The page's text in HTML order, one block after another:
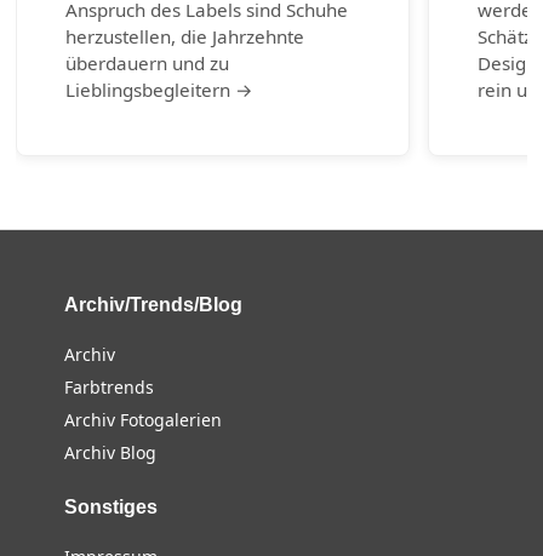
Anspruch des Labels sind Schuhe
herzustellen, die Jahrzehnte
überdauern und zu
Lieblingsbegleitern →
rein
Archiv/Trends/Blog
Archiv
Farbtrends
Archiv Fotogalerien
Archiv Blog
Sonstiges